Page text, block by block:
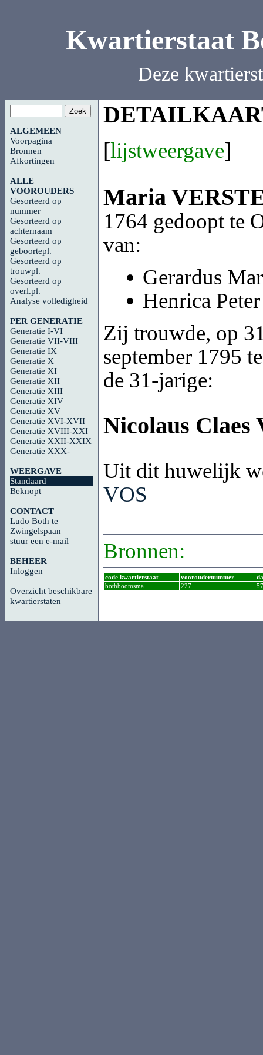
Kwartierstaat
Deze
ALGEMEEN
Voorpagina
Bronnen
Afkortingen
ALLE
VOOROUDERS
Gesorteerd op
nummer
Gesorteerd op
achternaam
Gesorteerd op
geboortepl.
Gesorteerd op
trouwpl.
Gesorteerd op
overl.pl.
Analyse volledigheid
PER GENERATIE
Generatie I-VI
Generatie VII-VIII
Generatie IX
Generatie X
Generatie XI
Generatie XII
Generatie XIII
Generatie XIV
Generatie XV
Generatie XVI-XVII
Generatie XVIII-XXI
Generatie XXII-XXIX
Generatie XXX-
WEERGAVE
Standaard
Beknopt
CONTACT
Ludo Both te
Zwingelspaan
stuur een e-mail
BEHEER
Inloggen
Overzicht beschikbare
kwartierstaten
[lijstweergave]
Maria
1764 gedoopt te
van:
Gerardus
Henrica
Zij trouwde, op
september 1795
de 31-jarige:
Nicolaus Claes
Uit dit huwelijk
VOS
Bronnen:
code kwartierstaat vooroudernummer
bothboomsma
227